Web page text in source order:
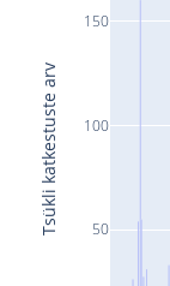
50
100
150
Tsükli katkestuste arv